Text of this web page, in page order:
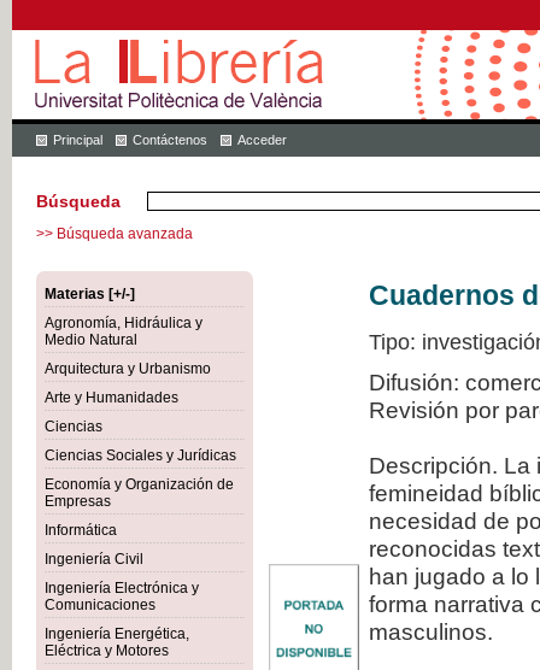
Principal Contáctenos Acceder
Búsqueda
>> Búsqueda avanzada
Materias [+/-]
Agronomía, Hidráulica y
Medio Natural
Arquitectura y Urbanismo
Arte y Humanidades
Ciencias
Ciencias Sociales y Jurídicas
Economía y Organización de
Empresas
Informática
Ingeniería Civil
Ingeniería Electrónica y
Comunicaciones
Ingeniería Energética,
Eléctrica y Motores
Cuadernos
Tipo:
Difusión:
Revisión por
Descripción. La
femineidad
necesidad de
reconocidas
han jugado a lo
forma narrativa
masculinos.